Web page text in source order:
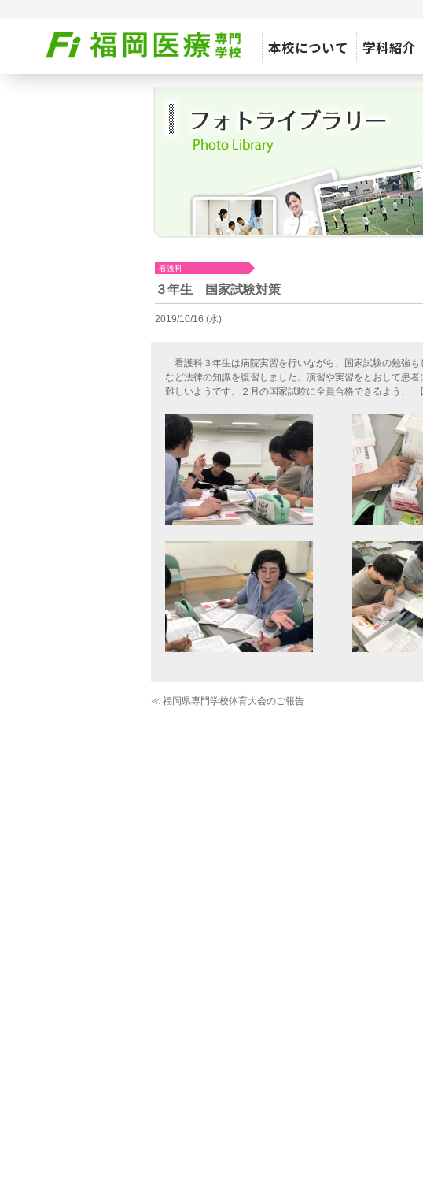
本校について 学科紹介
看護科
３年生 国家試験対策
2019/10/16 (水)
看護科３年生は病院実習を行いながら、国家試験の勉強
など法律の知識を復習しました。演習や実習をとおして患
難しいようです。２月の国家試験に全員合格できるよう、一
≪ 福岡県専門学校体育大会のご報告